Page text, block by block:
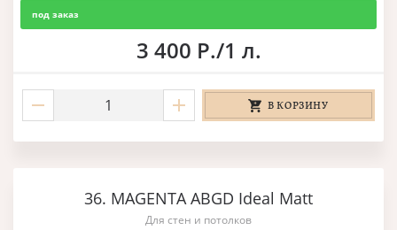
под заказ
3 400 Р./1 л.
В КОРЗИНУ
36. MAGENTA ABGD Ideal Matt
Для стен и потолков